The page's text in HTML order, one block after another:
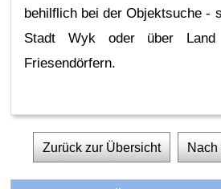
behilflich bei der Objektsuche -
Stadt Wyk oder über
Friesendörfern.
Zurück zur Übersicht Nach